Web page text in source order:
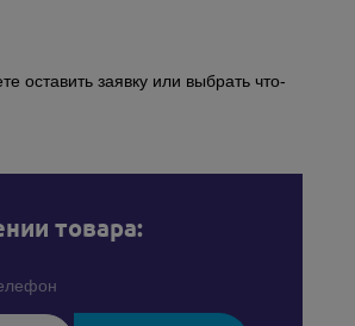
оставить заявку или выбрать что-
товара: